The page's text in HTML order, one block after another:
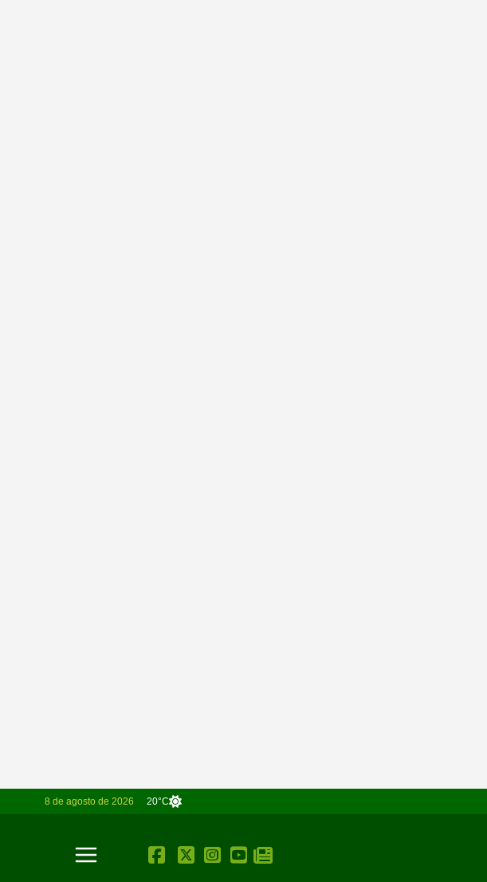
8 de agosto de 2026 20°C
Toggle navigation